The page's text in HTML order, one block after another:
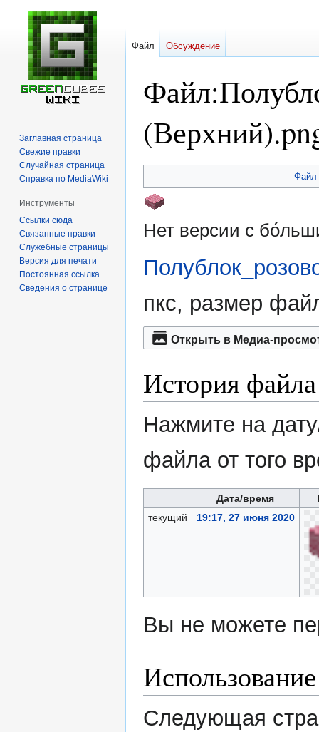
Файл:
к
навигации
к
поиску
Файл
Нет версии с
пкс, размер
Открыть в Медиа-
История файла
Нажмите на
файла от того
Дата/время
текущий
19:17, 27 июня 2020
Вы не можете
Следующая
Файл Обсуждение
Заглавная страница
Свежие правки
Случайная страница
Справка по MediaWiki
Инструменты
Ссылки сюда
Связанные правки
Служебные страницы
Версия для печати
Постоянная ссылка
Сведения о странице